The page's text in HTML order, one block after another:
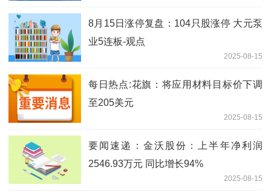
8月15日涨停复盘：104只股涨停 大元泵
业5连板-观点
2025-08-15
每日热点:花旗：将应用材料目标价下调
至205美元
2025-08-15
要闻速递：金沃股份：上半年净利润
2546.93万元 同比增长94%
2025-08-15